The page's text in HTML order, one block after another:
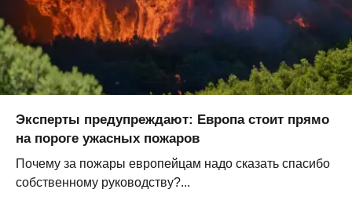
Эксперты предупреждают: Европа стоит прямо
на пороге ужасных пожаров
Почему за пожары европейцам надо сказать спасибо
собственному руководству?...